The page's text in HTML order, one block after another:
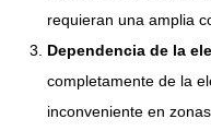
requieran una amplia
Dependencia de la
completamente de la
inconveniente en